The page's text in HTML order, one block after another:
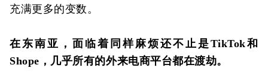
充满更多的变数。
在东南亚，面临着同样麻烦还不止是TikTok和
Shope，几乎所有的外来电商平台都在渡劫。